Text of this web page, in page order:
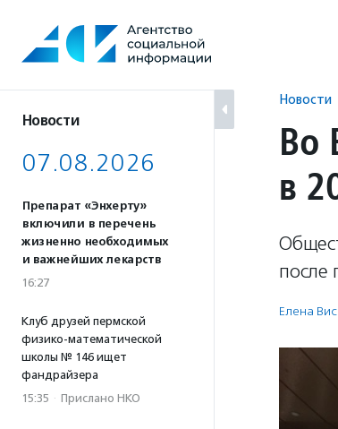
содержанию
Новости
07.08.2026
Препарат «Энхерту»
включили в перечень
жизненно необходимых
и важнейших лекарств
16:27
Клуб друзей пермской
физико-математической
школы № 146 ищет
фандрайзера
15:35 · Прислано НКО
Новости
Во
в
после
Елена